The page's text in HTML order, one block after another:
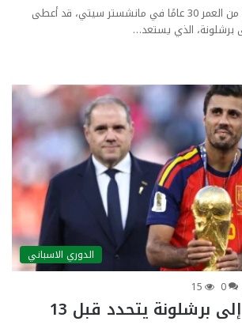
رودري، لاعب وسط يبلغ من العمر 30 عامًا في مانشستر سيتي، قد أعطى
برشلونة، الذي يستعد…
الدوري الاسباني
0
15
انتقال رودري إلى برشلونة يتحدد قبل 13